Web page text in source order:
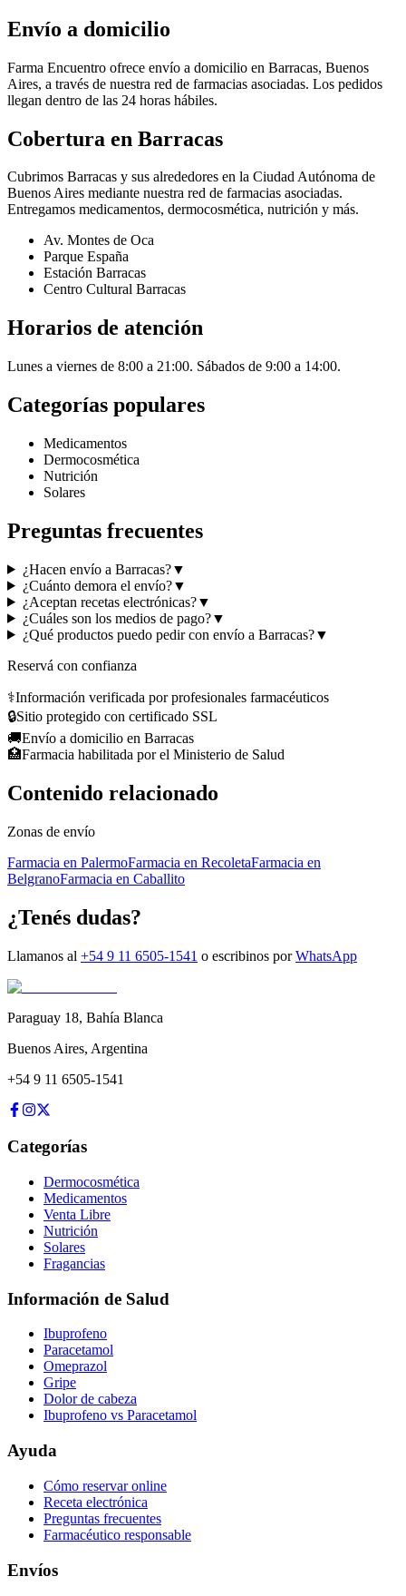
Envío a domicilio
Farma Encuentro ofrece envío a domicilio en Barracas, Buenos
Aires, a través de nuestra red de farmacias asociadas. Los pedidos
llegan dentro de las 24 horas hábiles.
Cobertura en Barracas
Cubrimos Barracas y sus alrededores en la Ciudad Autónoma de
Buenos Aires mediante nuestra red de farmacias asociadas.
Entregamos medicamentos, dermocosmética, nutrición y más.
Av. Montes de Oca
Parque España
Estación Barracas
Centro Cultural Barracas
Horarios de atención
Lunes a viernes de 8:00 a 21:00. Sábados de 9:00 a 14:00.
Categorías populares
Medicamentos
Dermocosmética
Nutrición
Solares
Preguntas frecuentes
¿Hacen envío a Barracas?▼
¿Cuánto demora el envío?▼
¿Aceptan recetas electrónicas?▼
¿Cuáles son los medios de pago?▼
¿Qué productos puedo pedir con envío a Barracas?▼
Reservá con confianza
⚕️Información verificada por profesionales farmacéuticos
🔒Sitio protegido con certificado SSL
🚚Envío a domicilio en Barracas
🏥Farmacia habilitada por el Ministerio de Salud
Contenido relacionado
Zonas de envío
Farmacia en PalermoFarmacia en RecoletaFarmacia en
BelgranoFarmacia en Caballito
¿Tenés dudas?
Llamanos al +54 9 11 6505-1541 o escribinos por WhatsApp
Paraguay 18, Bahía Blanca
Buenos Aires, Argentina
+54 9 11 6505-1541
Categorías
Dermocosmética
Medicamentos
Venta Libre
Nutrición
Solares
Fragancias
Información de Salud
Ibuprofeno
Paracetamol
Omeprazol
Gripe
Dolor de cabeza
Ibuprofeno vs Paracetamol
Ayuda
Cómo reservar online
Receta electrónica
Preguntas frecuentes
Farmacéutico responsable
Envíos